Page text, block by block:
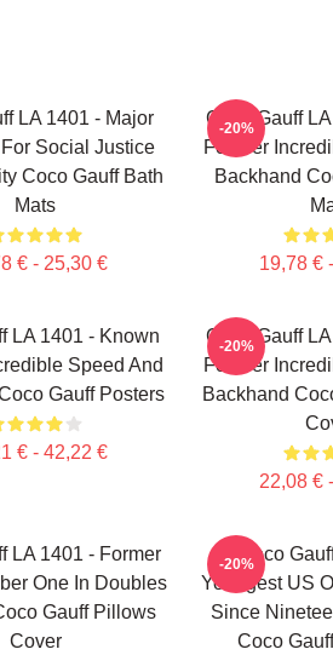
LA 1401 - Major
Social Justice
Coco Gauff Bath
Mats
€ - 25,30 €
Coco Gauff
For Her
Backhand
19,78 €
-20%
LA 1401 - Known
Speed And
Gauff Posters
€ - 42,22 €
Coco Gauff
For Her
Backhand
22,08 €
-20%
LA 1401 - Former
One In Doubles
Gauff Pillows
Cover
Coco
Youngest US
Since
Coco
-20%